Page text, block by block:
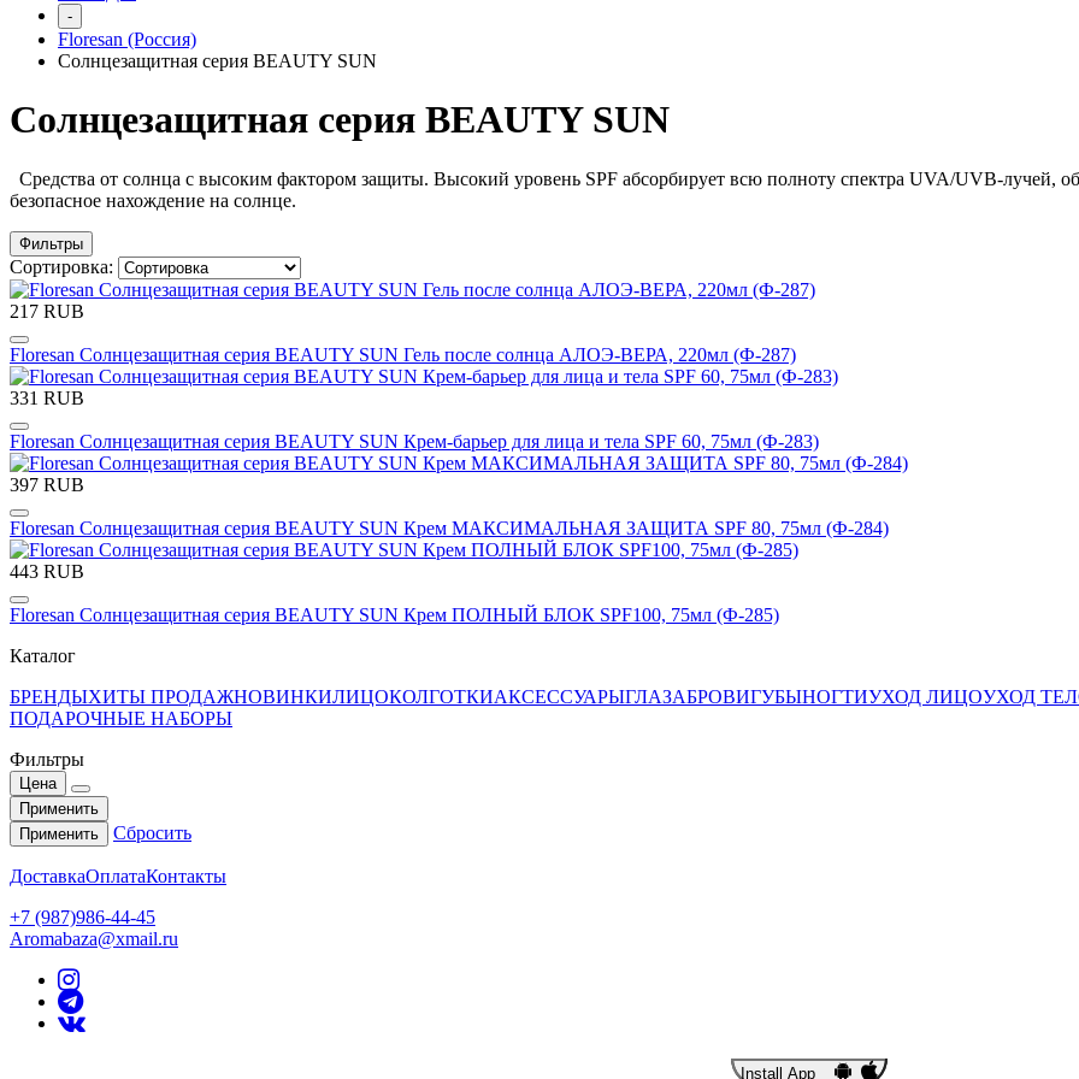
-
Floresan (Россия)
Солнцезащитная серия BEAUTY SUN
Солнцезащитная серия BEAUTY SUN
Средства от солнца с высоким фактором защиты. Высокий уровень SPF абсорбирует всю полноту спектра UVA/UVB-лучей,
безопасное нахождение на солнце.
Фильтры
Сортировка:
217 RUB
Floresan Солнцезащитная серия BEAUTY SUN Гель после солнца АЛОЭ-ВЕРА, 220мл (Ф-287)
331 RUB
Floresan Солнцезащитная серия BEAUTY SUN Крем-барьер для лица и тела SPF 60, 75мл (Ф-283)
397 RUB
Floresan Солнцезащитная серия BEAUTY SUN Крем МАКСИМАЛЬНАЯ ЗАЩИТА SPF 80, 75мл (Ф-284)
443 RUB
Floresan Солнцезащитная серия BEAUTY SUN Крем ПОЛНЫЙ БЛОК SPF100, 75мл (Ф-285)
Каталог
БРЕНДЫХИТЫ ПРОДАЖНОВИНКИЛИЦОКОЛГОТКИАКСЕССУАРЫГЛАЗАБРОВИГУБЫНОГТИУХОД ЛИЦОУХОД
ПОДАРОЧНЫЕ НАБОРЫ
Фильтры
Цена
Применить
Применить
Сбросить
ДоставкаОплатаКонтакты
+7 (987)986-44-45
Aromabaza@xmail.ru
Install App